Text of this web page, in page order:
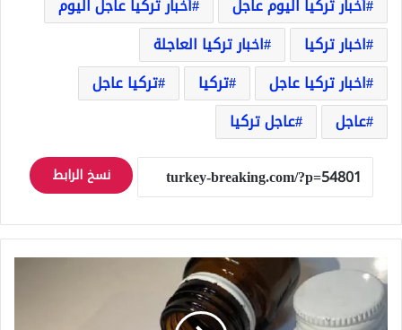
أخبار تركيا اليوم عاجل
أخبار تركيا عاجل اليوم
اخبار تركيا
اخبار تركيا العاجلة
اخبار تركيا عاجل
تركيا
تركيا عاجل
عاجل
عاجل تركيا
نسخ الرابط
الشرطة
تضبط
كيلو
و650